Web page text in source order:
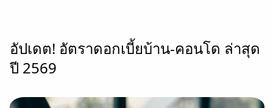
อัปเดต! อัตราดอกเบี้ยบ้าน-คอนโด ล่าสุด
ปี 2569